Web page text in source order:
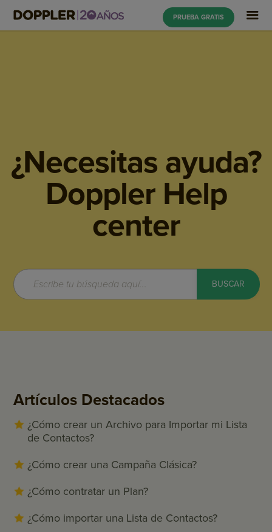
PRUEBA GRATIS
¿Necesitas ayuda?
Doppler Help
center
Artículos Destacados
¿Cómo crear un Archivo para Importar mi Lista
de Contactos?
¿Cómo crear una Campaña Clásica?
¿Cómo contratar un Plan?
¿Cómo importar una Lista de Contactos?